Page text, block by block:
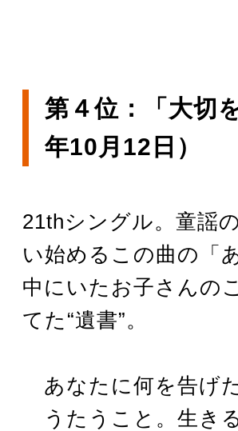
第４位：「大切
年10月12日）
21thシングル。童謡
い始めるこの曲の「
中にいたお子さんの
てた“遺書”。
あなたに何を告げ
うたうこと。生き